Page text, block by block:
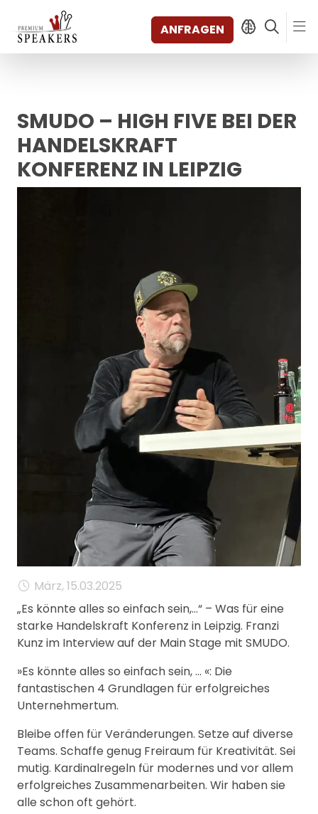
ANFRAGEN
SPEAKERS
THEMEN
ENTDECKEN
SHORTS
VIDEOS
KONTAKT & STANDORTE
SMUDO – HIGH FIVE BEI DER
HANDELSKRAFT
KONFERENZ IN LEIPZIG
März, 15.03.2025
„Es könnte alles so einfach sein,…“ – Was für eine
starke Handelskraft Konferenz in Leipzig. Franzi
Kunz im Interview auf der Main Stage mit SMUDO.
»Es könnte alles so einfach sein, … «: Die
fantastischen 4 Grundlagen für erfolgreiches
Unternehmertum.
Bleibe offen für Veränderungen. Setze auf diverse
Teams. Schaffe genug Freiraum für Kreativität. Sei
mutig. Kardinalregeln für modernes und vor allem
erfolgreiches Zusammenarbeiten. Wir haben sie
alle schon oft gehört.